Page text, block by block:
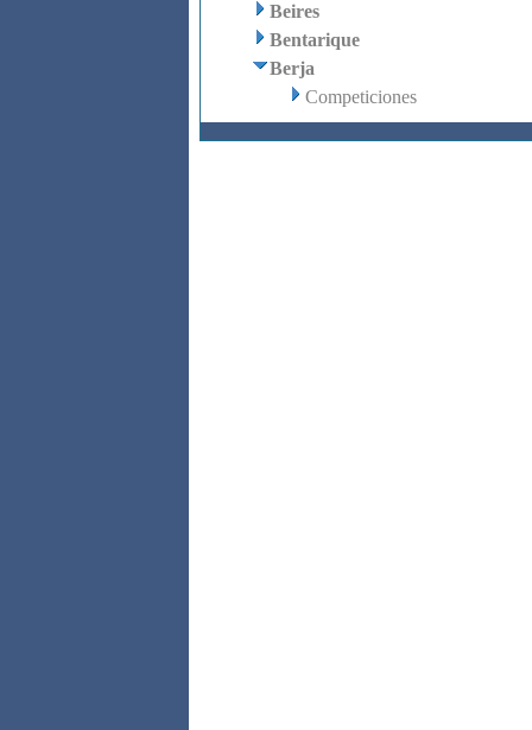
Beires
Bentarique
Berja
Competiciones